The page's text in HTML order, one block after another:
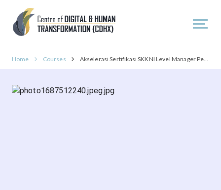
Home Courses Akselerasi Sertifikasi SKKNI Level Manager Pengembangan Talenta PLUS